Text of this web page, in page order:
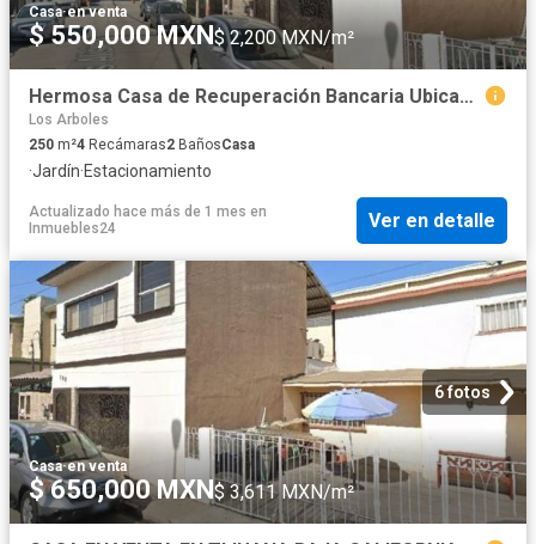
Casa·en venta
$ 550,000 MXN$ 2,200 MXN/m²
Hermosa Casa de Recuperación Bancaria Ubicada en Tijuana Baja California *NO CRÉDITOS
Los Arboles
250 m²4 Recámaras2 BañosCasa
·Jardín·Estacionamiento
Actualizado hace más de 1 mes en
Inmuebles24
Ver en detalle
6 fotos
Casa·en venta
$ 650,000 MXN$ 3,611 MXN/m²